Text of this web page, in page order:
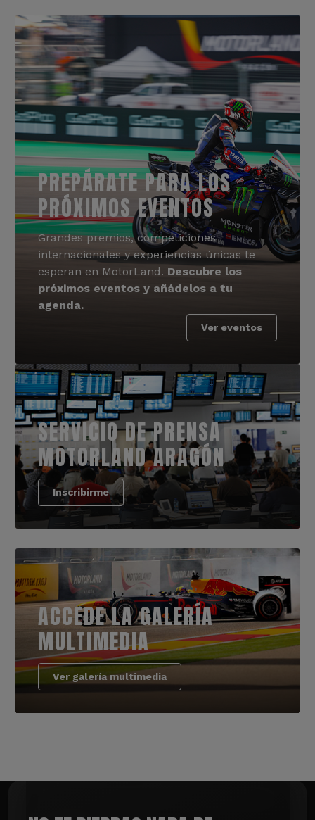
PREPÁRATE PARA LOS
PRÓXIMOS EVENTOS
Grandes premios, competiciones
internacionales y experiencias únicas te
esperan en MotorLand. Descubre los
próximos eventos y añádelos a tu
agenda.
Ver eventos
SERVICIO DE PRENSA
MOTORLAND ARAGÓN
Inscribirme
ACCEDE LA GALERÍA
MULTIMEDIA
Ver galería multimedia